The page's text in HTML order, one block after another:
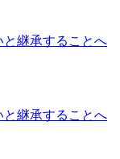
継承することへ
継承することへ